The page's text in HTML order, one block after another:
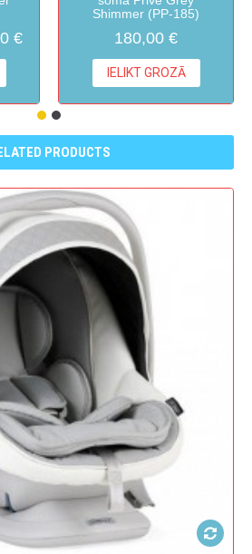
€
Shimmer (PP-185)
180,00 €
IELIKT GROZĀ
PRODUCTS